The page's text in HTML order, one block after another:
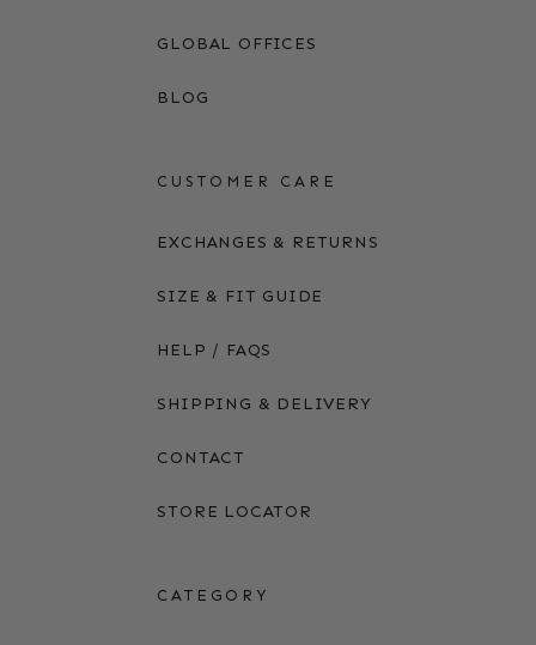
GLOBAL OFFICES
BLOG
CUSTOMER CARE
EXCHANGES & RETURNS
SIZE & FIT GUIDE
HELP / FAQS
SHIPPING & DELIVERY
CONTACT
STORE LOCATOR
CATEGORY